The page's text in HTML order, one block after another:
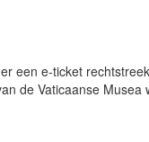
een e-ticket
de Vaticaanse